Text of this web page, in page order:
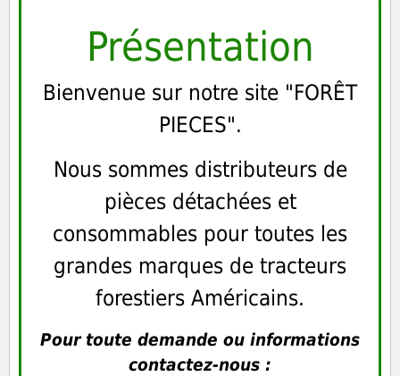
Présentation
Bienvenue sur notre site "FORÊT
PIECES".
Nous sommes distributeurs de
pièces détachées et
consommables pour toutes les
grandes marques de tracteurs
forestiers Américains.
Pour toute demande ou informations
contactez-nous :